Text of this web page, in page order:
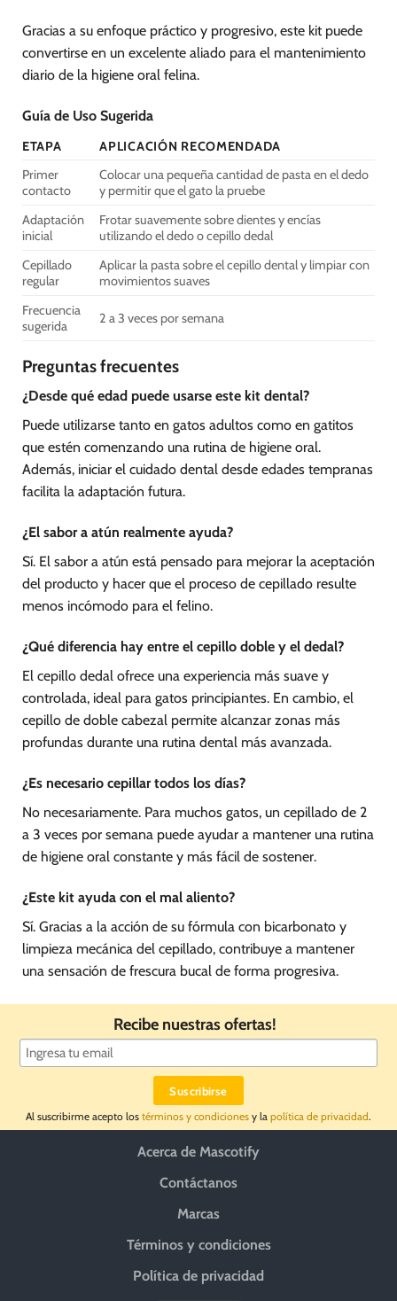
Gracias a su enfoque práctico y progresivo, este kit puede
convertirse en un excelente aliado para el mantenimiento
diario de la higiene oral felina.
Guía de Uso Sugerida
ETAPA
APLICACIÓN RECOMENDADA
Primer
contacto
Colocar una pequeña cantidad de pasta en el dedo
y permitir que el gato la pruebe
Adaptación
inicial
Frotar suavemente sobre dientes y encías
utilizando el dedo o cepillo dedal
Cepillado
regular
Aplicar la pasta sobre el cepillo dental y limpiar con
movimientos suaves
Frecuencia
sugerida
2 a 3 veces por semana
Preguntas frecuentes
¿Desde qué edad puede usarse este kit dental?
Puede utilizarse tanto en gatos adultos como en gatitos
que estén comenzando una rutina de higiene oral.
Además, iniciar el cuidado dental desde edades tempranas
facilita la adaptación futura.
¿El sabor a atún realmente ayuda?
Sí. El sabor a atún está pensado para mejorar la aceptación
del producto y hacer que el proceso de cepillado resulte
menos incómodo para el felino.
¿Qué diferencia hay entre el cepillo doble y el dedal?
El cepillo dedal ofrece una experiencia más suave y
controlada, ideal para gatos principiantes. En cambio, el
cepillo de doble cabezal permite alcanzar zonas más
profundas durante una rutina dental más avanzada.
¿Es necesario cepillar todos los días?
No necesariamente. Para muchos gatos, un cepillado de 2
a 3 veces por semana puede ayudar a mantener una rutina
de higiene oral constante y más fácil de sostener.
¿Este kit ayuda con el mal aliento?
Sí. Gracias a la acción de su fórmula con bicarbonato y
limpieza mecánica del cepillado, contribuye a mantener
una sensación de frescura bucal de forma progresiva.
Recibe nuestras ofertas!
Al suscribirme acepto los términos y condiciones y la política de privacidad.
Acerca de Mascotify
Contáctanos
Marcas
Términos y condiciones
Política de privacidad